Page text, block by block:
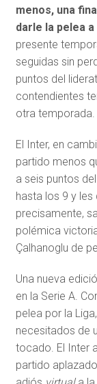
menos, una
darle la pelea
presente
seguidas sin
puntos del
contendientes
otra temporada.
El Inter, en
partido menos
a seis puntos
hasta los 9 y les
precisamente,
polémica
Çalhanoglu de
Una nueva
en la Serie A.
pelea por la Liga,
necesitados de
tocado. El Inter
partido